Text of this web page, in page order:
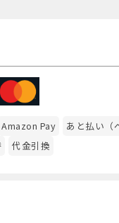
Amazon Pay
あと払い（
代金引換